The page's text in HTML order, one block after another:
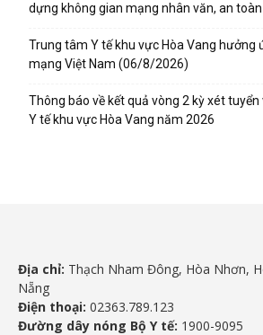
dựng không gian mạng nhân văn, an toàn
Trung tâm Y tế khu vực Hòa Vang hưởng
mạng Việt Nam (06/8/2026)
Thông báo về kết quả vòng 2 kỳ xét
Y tế khu vực Hòa Vang năm 2026
Địa chỉ: Thạch Nham Đông, Hòa Nhơn,
Nẵng
Điện thoại: 02363.789.123
Đường dây nóng Bộ Y tế: 1900-9095